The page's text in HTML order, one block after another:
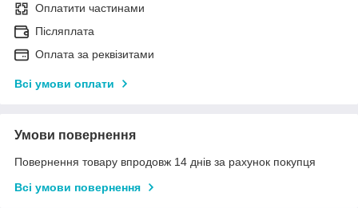
Оплатити частинами
Післяплата
Оплата за реквізитами
Всі умови оплати
Умови повернення
Повернення товару впродовж 14 днів за рахунок покупця
Всі умови повернення